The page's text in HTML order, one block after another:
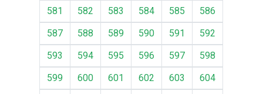
581
582 583 584 585
586
587
588 589 590 591
592
593
594 595 596 597
598
599
600 601 602 603
604